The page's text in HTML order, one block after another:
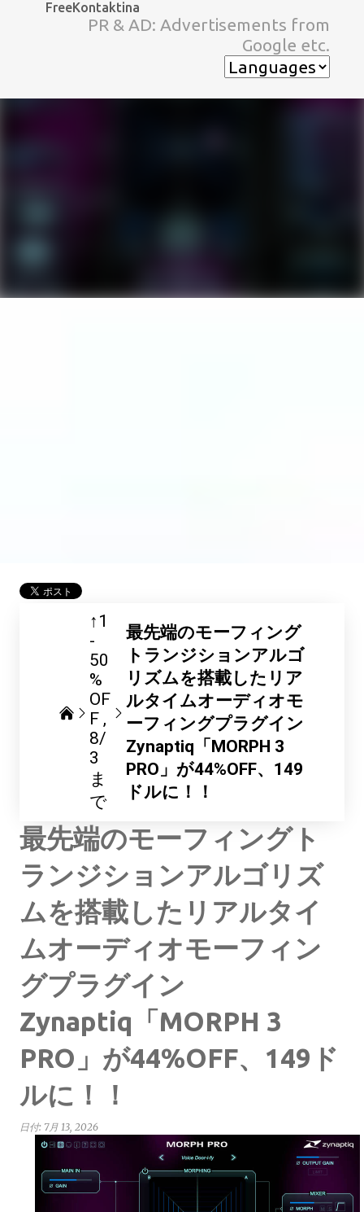
スキップしてメイン コンテンツに移動
FreeKontaktina
PR & AD: Advertisements from
Google etc.
↑1
-
50
%
OF
F
8/
3
ま
で
最先端のモーフィング
トランジションアルゴ
リズムを搭載したリア
ルタイムオーディオモ
ーフィングプラグイン
Zynaptiq「MORPH 3
PRO」が44%OFF、149
ドルに！！
最先端のモーフィングト
ランジションアルゴリズ
ムを搭載したリアルタイ
ムオーディオモーフィン
グプラグイン
Zynaptiq「MORPH 3
PRO」が44%OFF、149ド
ルに！！
日付: 7月 13, 2026